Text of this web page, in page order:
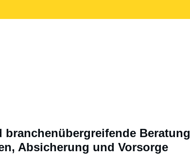
branchenübergreifende Beratung
Absicherung und Vorsorge